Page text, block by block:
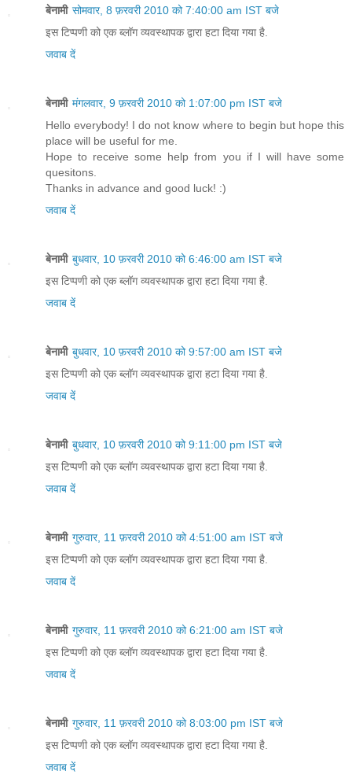
बेनामी सोमवार, 8 फ़रवरी 2010 को 7:40:00 am IST बजे
इस टिप्पणी को एक ब्लॉग व्यवस्थापक द्वारा हटा दिया गया है.
जवाब दें
बेनामी मंगलवार, 9 फ़रवरी 2010 को 1:07:00 pm IST बजे
Hello everybody! I do not know where to begin but hope this
place will be useful for me.
Hope to receive some help from you if I will have some
quesitons.
Thanks in advance and good luck! :)
जवाब दें
बेनामी बुधवार, 10 फ़रवरी 2010 को 6:46:00 am IST बजे
इस टिप्पणी को एक ब्लॉग व्यवस्थापक द्वारा हटा दिया गया है.
जवाब दें
बेनामी बुधवार, 10 फ़रवरी 2010 को 9:57:00 am IST बजे
इस टिप्पणी को एक ब्लॉग व्यवस्थापक द्वारा हटा दिया गया है.
जवाब दें
बेनामी बुधवार, 10 फ़रवरी 2010 को 9:11:00 pm IST बजे
इस टिप्पणी को एक ब्लॉग व्यवस्थापक द्वारा हटा दिया गया है.
जवाब दें
बेनामी गुरुवार, 11 फ़रवरी 2010 को 4:51:00 am IST बजे
इस टिप्पणी को एक ब्लॉग व्यवस्थापक द्वारा हटा दिया गया है.
जवाब दें
बेनामी गुरुवार, 11 फ़रवरी 2010 को 6:21:00 am IST बजे
इस टिप्पणी को एक ब्लॉग व्यवस्थापक द्वारा हटा दिया गया है.
जवाब दें
बेनामी गुरुवार, 11 फ़रवरी 2010 को 8:03:00 pm IST बजे
इस टिप्पणी को एक ब्लॉग व्यवस्थापक द्वारा हटा दिया गया है.
जवाब दें